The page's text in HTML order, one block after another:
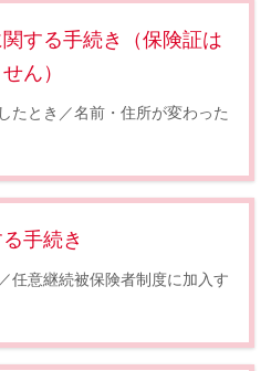
する手続き（保険証は
ん）
たとき／名前・住所が変わった
手続き
任意継続被保険者制度に加入す